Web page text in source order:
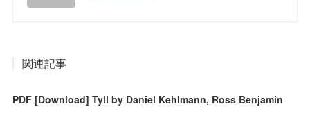
関連記事
PDF [Download] Tyll by Daniel Kehlmann, Ross Benjamin